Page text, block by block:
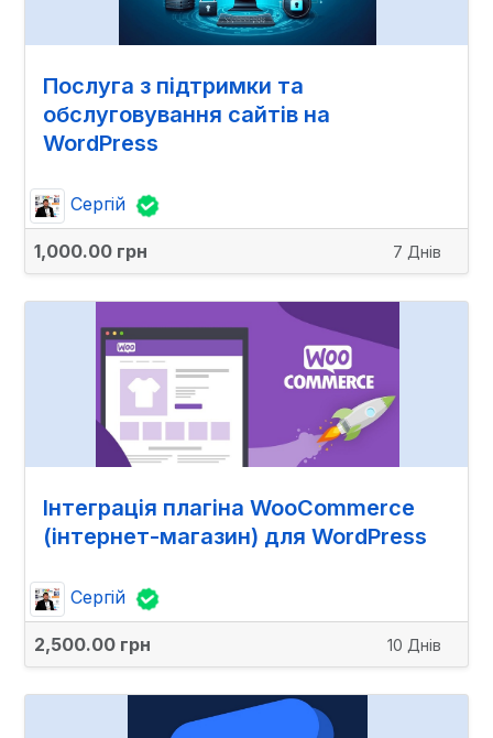
Послуга з підтримки та
обслуговування сайтів на
WordPress
Сергій
1,000.00 грн 7 Днів
Інтеграція плагіна WooCommerce
(інтернет-магазин) для WordPress
Сергій
2,500.00 грн 10 Днів